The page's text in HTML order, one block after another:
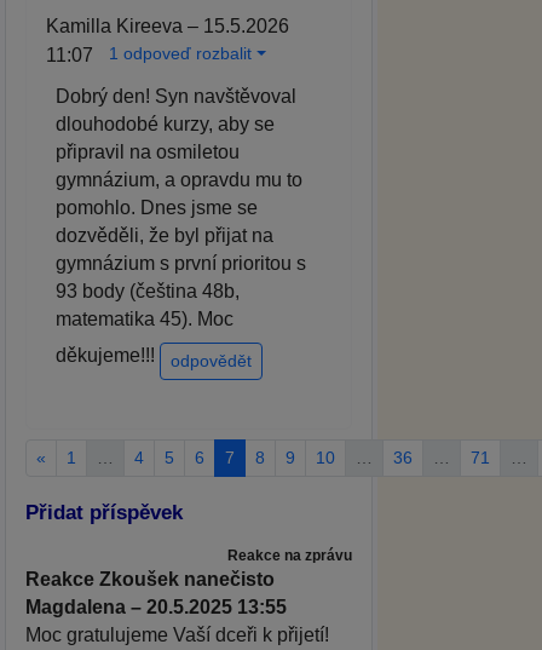
Kamilla Kireeva – 15.5.2026
11:07
1 odpoveď rozbalit
Dobrý den! Syn navštěvoval
dlouhodobé kurzy, aby se
připravil na osmiletou
gymnázium, a opravdu mu to
pomohlo. Dnes jsme se
dozvěděli, že byl přijat na
gymnázium s první prioritou s
93 body (čeština 48b,
matematika 45). Moc
děkujeme!!!
odpovědět
« 1 … 4 5 6 7 8 9 10 … 36 … 71 …
Přidat příspěvek
Reakce na zprávu
Reakce Zkoušek nanečisto
Magdalena – 20.5.2025 13:55
Moc gratulujeme Vaší dceři k přijetí!